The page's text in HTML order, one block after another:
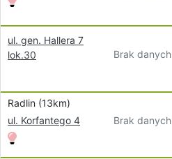
ul. gen. Hallera 7
lok.30
Brak danych
Radlin (13km)
ul. Korfantego 4
Brak danych